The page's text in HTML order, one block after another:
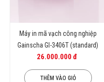
Máy in mã vạch công nghiệp
Gainscha GI-3406T (standard)
26.000.000 đ
THÊM VÀO GIỎ